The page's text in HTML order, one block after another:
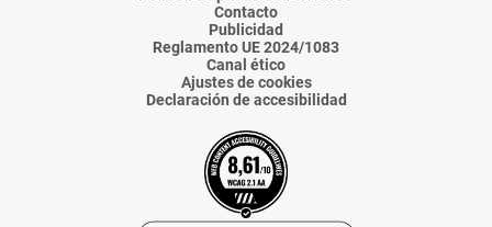
Contacto
Publicidad
Reglamento UE 2024/1083
Canal ético
Ajustes de cookies
Declaración de accesibilidad